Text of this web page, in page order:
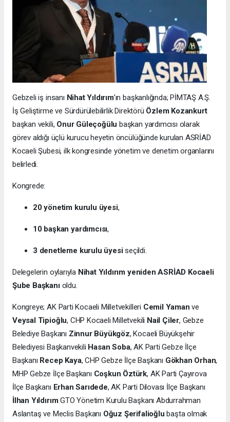
Gebzeli iş insanı Nihat Yıldırım’ın başkanlığında; PİMTAŞ A.Ş.
İş Geliştirme ve Sürdürülebilirlik Direktörü Özlem Kozankurt
başkan vekili, Onur Güleçoğülu başkan yardımcısı olarak
görev aldığı üçlü kurucu heyetin öncülüğünde kurulan ASRİAD
Kocaeli Şubesi, ilk kongresinde yönetim ve denetim organlarını
belirledi.
Kongrede:
20 yönetim kurulu üyesi,
10 başkan yardımcısı,
3 denetleme kurulu üyesiseçildi.
Delegelerin oylarıyla Nihat Yıldırım yeniden ASRİAD Kocaeli
Şube Başkanıoldu.
Kongreye; AK Parti Kocaeli Milletvekilleri Cemil Yaman ve
Veysal Tipioğlu, CHP Kocaeli Milletvekili Nail Çiler, Gebze
Belediye Başkanı Zinnur Büyükgöz, Kocaeli Büyükşehir
Belediyesi Başkanvekili Hasan Soba, AK Parti Gebze İlçe
Başkanı Recep Kaya, CHP Gebze İlçe Başkanı Gökhan Orhan,
MHP Gebze İlçe Başkanı Coşkun Öztürk, AK Parti Çayırova
İlçe Başkanı Erhan Sarıdede, AK Parti Dilovası İlçe Başkanı
İlhan YıldırımGTO Yönetim Kurulu Başkanı Abdurrahman
Aslantaş ve Meclis Başkanı Oğuz Şerifalioğlu başta olmak